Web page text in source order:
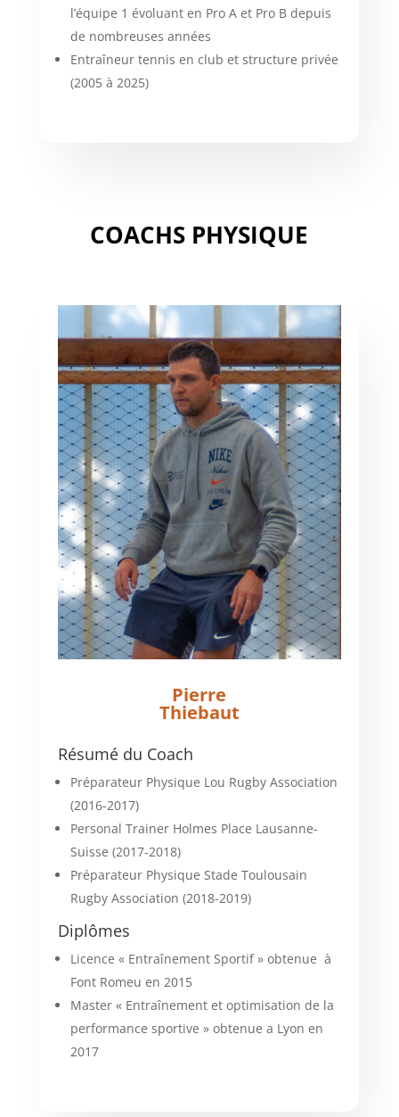
l’équipe 1 évoluant en Pro A et Pro B depuis
de nombreuses années
Entraîneur tennis en club et structure privée
(2005 à 2025)
COACHS PHYSIQUE
Pierre
Thiebaut
Résumé du Coach
Préparateur Physique Lou Rugby Association
(2016-2017)
Personal Trainer Holmes Place Lausanne-
Suisse (2017-2018)
Préparateur Physique Stade Toulousain
Rugby Association (2018-2019)
Diplômes
Licence « Entraînement Sportif » obtenue à
Font Romeu en 2015
Master « Entraînement et optimisation de la
performance sportive » obtenue a Lyon en
2017